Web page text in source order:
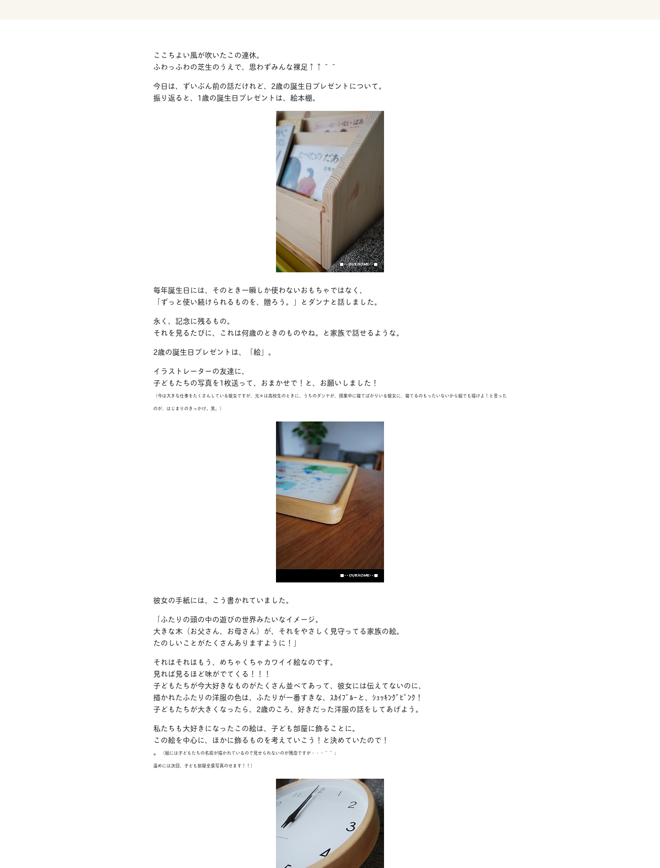
ここちよい風が吹いたこの連休。
ふわっふわの芝生のうえで、思わずみんな裸足↑↑＾＾
今日は、ずいぶん前の話だけれど、2歳の誕生日プレゼントについて。
振り返ると、1歳の誕生日プレゼントは、絵本棚。
毎年誕生日には、そのとき一瞬しか使わないおもちゃではなく、
「ずっと使い続けられるものを、贈ろう。」とダンナと話しました。
永く、記念に残るもの。
それを見るたびに、これは何歳のときのものやね。と家族で話せるような。
2歳の誕生日プレゼントは、「絵」。
イラストレーターの友達に、
子どもたちの写真を1枚送って、おまかせで！と、お願いしました！
（今は大きな仕事をたくさんしている彼女ですが、元々は高校生のときに、うちのダンナが、授業中に寝てばかりいる彼女に、寝てるのもったいないから絵でも描けよ！と言った
のが、はじまりのきっかけ。笑。）
彼女の手紙には、こう書かれていました。
「ふたりの頭の中の遊びの世界みたいなイメージ。
大きな木（お父さん、お母さん）が、それをやさしく見守ってる家族の絵。
たのしいことがたくさんありますように！」
それはそれはもう、めちゃくちゃカワイイ絵なのです。
見れば見るほど味がでてくる！！！
子どもたちが今大好きなものがたくさん並べてあって、彼女には伝えてないのに、
描かれたふたりの洋服の色は、ふたりが一番すきな、ｽｶｲﾌﾞﾙｰと、ｼｮｯｷﾝｸﾞﾋﾟﾝｸ！
子どもたちが大きくなったら、2歳のころ、好きだった洋服の話をしてあげよう。
私たちも大好きになったこの絵は、子ども部屋に飾ることに。
この絵を中心に、ほかに飾るものを考えていこう！と決めていたので！
。
（絵には子どもたちの名前が描かれているので見せられないのが残念ですが・・・＾＾；
遠めには次回、子ども部屋全景写真のせます！！）